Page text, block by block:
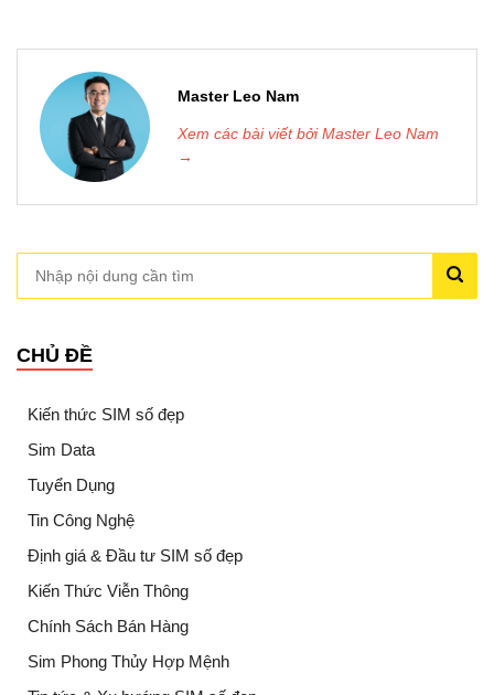
Master Leo Nam
Xem các bài viết bởi Master Leo Nam
→
CHỦ ĐỀ
Kiến thức SIM số đẹp
Sim Data
Tuyển Dụng
Tin Công Nghệ
Định giá & Đầu tư SIM số đẹp
Kiến Thức Viễn Thông
Chính Sách Bán Hàng
Sim Phong Thủy Hợp Mệnh